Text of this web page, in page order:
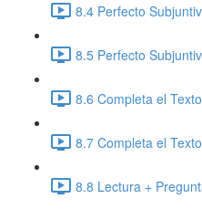
8.4 Perfecto
8.5 Perfecto
8.6 Completa el
8.7 Completa el
8.8 Lectura +